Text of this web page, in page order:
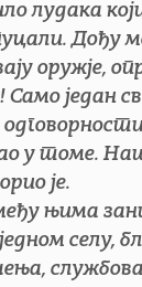
лудака
Дођу
оружје,
Само један
у томе.
je.
њима
селу,